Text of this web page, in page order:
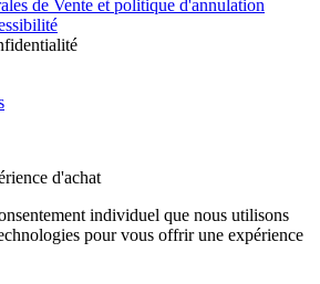
de Vente et politique d'annulation
d'achat
individuel que nous utilisons
pour vous offrir une expérience